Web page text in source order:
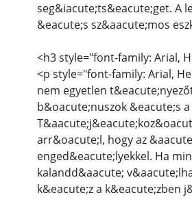
seg&iacute;ts&eacute;get. A
&eacute;s sz&aacute;mos
<h3 style="font-family: Arial,
<p style="font-family: Arial,
nem egyetlen
b&oacute;nuszok &eacute;s
arr&oacute;l, hogy az
enged&eacute;lyekkel. Ha
kalandd&aacute;
k&eacute;z a k&eacute;zben